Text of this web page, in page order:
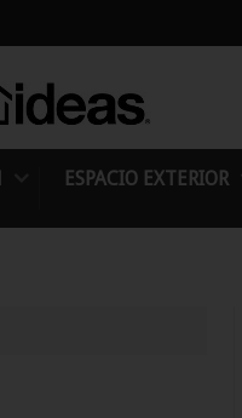
ESPACIO EXTERIOR